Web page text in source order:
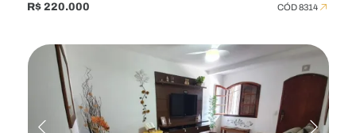
R$ 220.000 CÓD 8314